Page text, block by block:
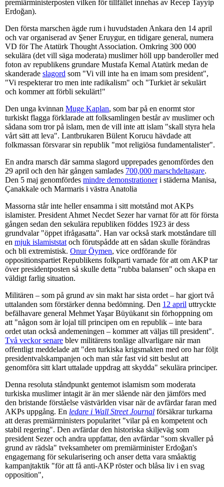
premiärministerposten vilken för tillfället innehas av Recep Tayyip
Erdoğan).
Den första marschen ägde rum i huvudstaden Ankara den 14 april
och var organiserad av Şener Eruygur, en tidigare general, numera
VD för The Atatürk Thought Association. Omkring 300 000
sekulära (det vill säga moderata) muslimer höll upp banderoller med
foton av republikens grundare Mustafa Kemal Atatürk medan de
skanderade slagord som "Vi vill inte ha en imam som president",
"Vi respekterar tro men inte radikalism" och "Turkiet är sekulärt
och kommer att förbli sekulärt!"
Den unga kvinnan Muge Kaplan, som bar på en enormt stor
turkiskt flagga förklarade att folksamlingen består av muslimer och
sådana som tror på islam, men de vill inte att islam "skall styra hela
vårt sätt att leva". Lantbrukaren Bülent Korucu hävdade att
folkmassan försvarar sin republik "mot religiösa fundamentalister".
En andra marsch där samma slagord upprepades genomfördes den
29 april och den här gången samlades 700,000 marschdeltagare.
Den 5 maj genomfördes mindre demonstrationeri städerna Manisa,
Çanakkale och Marmaris i västra Anatolia
Massorna står inte heller ensamma i sitt motstånd mot AKPs
islamister. President Ahmet Necdet Sezer har varnat för att för första
gången sedan den sekulära republiken föddes 1923 är dess
grundvalar "öppet ifrågasatta". Han var också stark motståndare till
en mjuk islamiststat och förutspådde att en sådan skulle förändras
och bli extremistisk. Onur Öymen, vice ordförande för
oppositionspartiet Republikens folkparti varnade för att om AKP tar
över presidentposten så skulle detta "rubba balansen" och skapa en
väldigt farlig situation.
Militären – som på grund av sin makt har sista ordet – har gjort två
uttalanden som förstärker denna bedömning. Den 12 april uttryckte
befälhavare general Mehmet Yaşar Büyükanıt sin förhoppning om
att "någon som är lojal till principen om en republik – inte bara
ordet utan också andemeningen – kommer att väljas till president".
Två veckor senare blev militärens tonläge allvarligare när man
offentligt meddelade att "den turkiska krigsmakten med oro har följt
presidentvalskampanjen och man står fast vid sitt beslut att
genomföra sitt klart uttalade uppdrag att skydda" sekulära principer.
Denna resoluta ståndpunkt gentemot islamism som moderata
turkiska muslimer intagit är än mer slående när den jämförs med
den bristande förståelse västvärlden visar när de avfärdar faran med
AKPs uppgång. En ledare i Wall Street Journal försäkrar turkarna
att deras premiärministers popularitet "vilar på en kompetent och
stabil regering". Den avfärdar den historiska skiljeväg som
president Sezer och andra uppfattar, den avfärdar "som skvaller på
grund av rädsla" tveksamheter om premiärminister Erdoğan's
engagemang för sekularisering och anser detta vara småaktig
kampanjtaktik "för att få anti-AKP röster och blåsa liv i en svag
opposition",